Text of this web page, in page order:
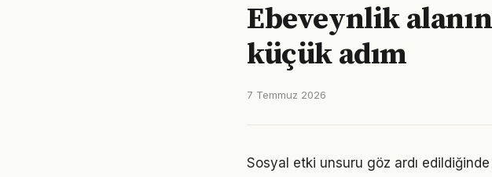
Ebeveynlik
küçük adım
7 Temmuz 2026
Sosyal etki unsuru göz ardı